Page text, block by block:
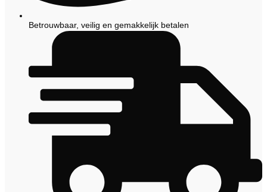
Betrouwbaar, veilig en gemakkelijk betalen